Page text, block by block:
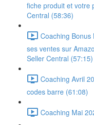
fiche produit et votre
Central (58:36)
Coaching
ses ventes sur
Seller Central (57:15)
Coaching Avril
codes barre (61:08)
Coaching Mai